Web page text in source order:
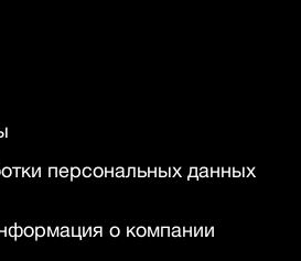
персональных данных
о компании